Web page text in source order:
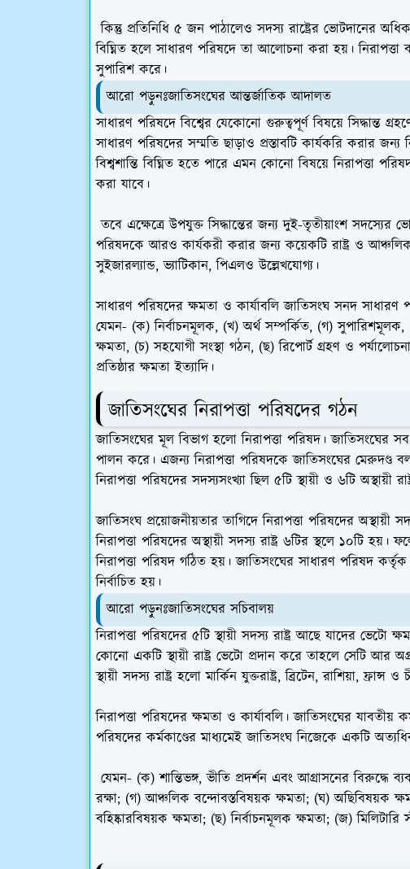
কিন্তু প্রতিনিধি ৫ জন পাঠালেও সদস্য রাষ্ট্রের ভোটদানের
বিঘ্নিত হলে সাধারণ পরিষদে তা আলোচনা করা হয়।
সুপারিশ করে।
আরো পড়ুনঃজাতিসংঘের আন্তর্জাতিক আদালত
সাধারণ পরিষদে বিশ্বের যেকোনো গুরুত্বপূর্ণ বিষয়ে সিদ্ধান্ত
সাধারণ পরিষদের সম্মতি ছাড়াও প্রস্তাবটি কার্যকরি করার
বিশ্বশান্তি বিঘ্নিত হতে পারে এমন কোনো বিষয়ে নিরাপত্তা
করা যাবে।
তবে এক্ষেত্রে উপযুক্ত সিদ্ধান্তের জন্য দুই-তৃতীয়াংশ সদস্যের
পরিষদকে আরও কার্যকরী করার জন্য কয়েকটি রাষ্ট্র ও আঞ্চলিক
সুইজারল্যান্ড, ভ্যাটিকান, পিএলও উল্লেখযোগ্য।
সাধারণ পরিষদের ক্ষমতা ও কার্যাবলি জাতিসংঘ সনদ সাধারণ
যেমন- (ক) নির্বাচনমূলক, (খ) অর্থ সম্পর্কিত, (গ) সুপারিশমূলক,
ক্ষমতা, (চ) সহযোগী সংস্থা গঠন, (ছ) রিপোর্ট গ্রহণ ও
প্রতিষ্ঠার ক্ষমতা ইত্যাদি।
জাতিসংঘের নিরাপত্তা পরিষদের গঠন
জাতিসংঘের মূল বিভাগ হলো নিরাপত্তা পরিষদ। জাতিসংঘের সব
পালন করে। এজন্য নিরাপত্তা পরিষদকে জাতিসংঘের মেরুদণ্ড
নিরাপত্তা পরিষদের সদস্যসংখ্যা ছিল ৫টি স্থায়ী ও ৬টি অস্থায়ী
জাতিসংঘ প্রয়োজনীয়তার তাগিদে নিরাপত্তা পরিষদের অস্থায়ী
নিরাপত্তা পরিষদের অস্থায়ী সদস্য রাষ্ট্র ৬টির স্থলে ১০টি হয়।
নিরাপত্তা পরিষদ গঠিত হয়। জাতিসংঘের সাধারণ পরিষদ
নির্বাচিত হয়।
আরো পড়ুনঃজাতিসংঘের সচিবালয়
নিরাপত্তা পরিষদের ৫টি স্থায়ী সদস্য রাষ্ট্র আছে যাদের
কোনো একটি স্থায়ী রাষ্ট্র ভেটো প্রদান করে তাহলে সেটি আর
স্থায়ী সদস্য রাষ্ট্র হলো মার্কিন যুক্তরাষ্ট্র, ব্রিটেন, রাশিয়া, ফ্রান্স ও
নিরাপত্তা পরিষদের ক্ষমতা ও কার্যাবলি। জাতিসংঘের যাবতীয়
পরিষদের কর্মকাণ্ডের মাধ্যমেই জাতিসংঘ নিজেকে একটি
যেমন- (ক) শান্তিভঙ্গ, ভীতি প্রদর্শন এবং আগ্রাসনের বিরুদ্ধে
রক্ষা; (গ) আঞ্চলিক বন্দোবস্তবিষয়ক ক্ষমতা; (ঘ) অছিবিষয়ক
বহিষ্কারবিষয়ক ক্ষমতা; (ছ) নির্বাচনমূলক ক্ষমতা; (জ) মিলিটারি